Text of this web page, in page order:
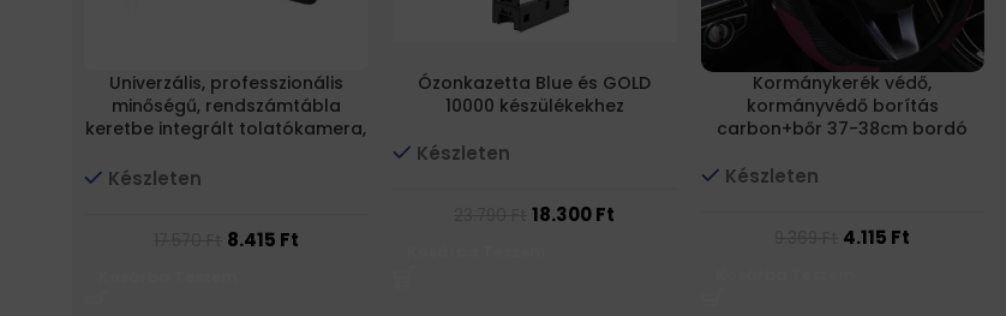
Univerzális, professzionális
minőségű, rendszámtábla
keretbe integrált tolatókamera,
látószögű
Készleten
8.415 Ft
Ózonkazetta Blue és GOLD
10000 készülékekhez
Készleten
18.300Ft
Kormánykerék védő,
kormányvédő borítás
carbon+bőr 37-38cm bordó
Készleten
4.115 Ft